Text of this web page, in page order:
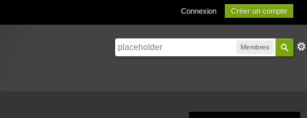
Connexion Créer un compte
Membres